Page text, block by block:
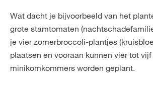
Wat dacht je bijvoorbeeld van het
grote stamtomaten
je vier zomerbroccoli-plantjes
plaatsen en vooraan kunnen vier tot vijf
minikomkommers worden geplant.